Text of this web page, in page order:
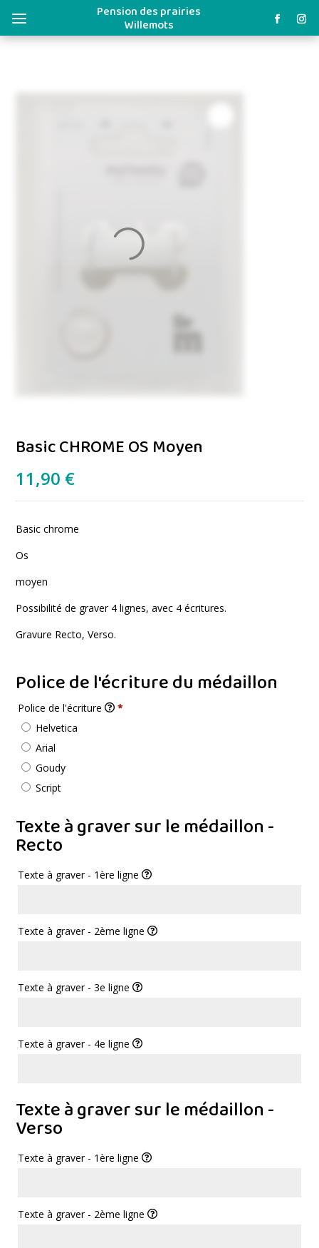
a Pension des prairies
Willemots
Basic CHROME OS Moyen
11,90 €
Basic chrome
Os
moyen
Possibilité de graver 4 lignes, avec 4 écritures.
Gravure Recto, Verso.
Police de l'écriture du médaillon
Police de l'écriture
*
Helvetica
Arial
Goudy
Script
Texte à graver sur le médaillon -
Recto
Texte à graver - 1ère ligne
Texte à graver - 2ème ligne
Texte à graver - 3e ligne
Texte à graver - 4e ligne
Texte à graver sur le médaillon -
Verso
Texte à graver - 1ère ligne
Texte à graver - 2ème ligne